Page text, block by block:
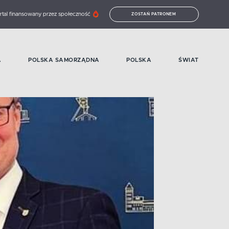
finansowany przez społeczność ZOSTAŃ PATRONEM
POLSKA SAMORZĄDNA POLSKA ŚWIAT